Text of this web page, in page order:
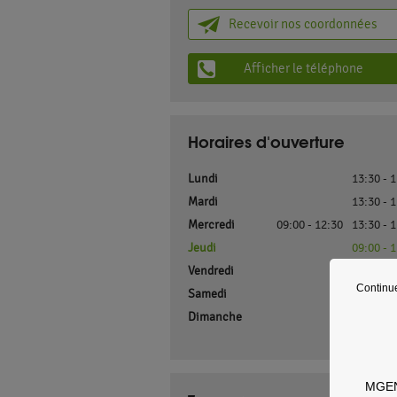
Recevoir nos coordonnées
Afficher le téléphone
Horaires d'ouverture
Lundi
13:30 -
Mardi
13:30 -
Mercredi
09:00 - 12:30
13:30 -
Jeudi
09:00 -
Vendredi
Samedi
Dimanche